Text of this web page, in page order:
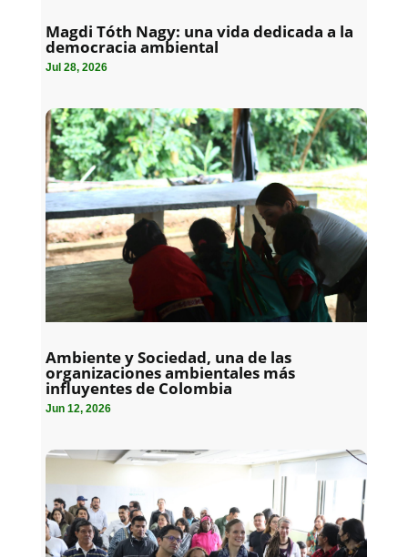
Magdi Tóth Nagy: una vida dedicada a la
democracia ambiental
Jul 28, 2026
Ambiente y Sociedad, una de las
organizaciones ambientales más
influyentes de Colombia
Jun 12, 2026